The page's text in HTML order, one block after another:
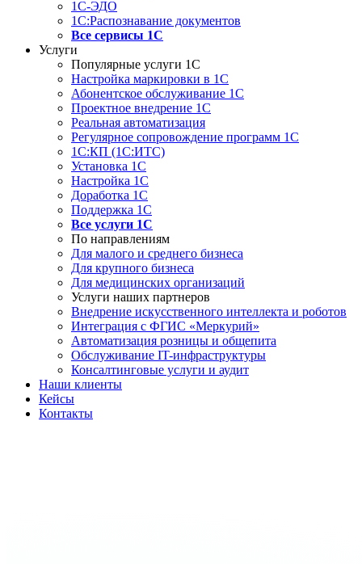
1С-ЭДО
1С:Распознавание документов
Все сервисы 1С
Услуги
Популярные услуги 1С
Настройка маркировки в 1С
Абонентское обслуживание 1С
Проектное внедрение 1С
Реальная автоматизация
Регулярное сопровождение программ 1С
1С:КП (1С:ИТС)
Установка 1С
Настройка 1С
Доработка 1С
Поддержка 1С
Все услуги 1С
По направлениям
Для малого и среднего бизнеса
Для крупного бизнеса
Для медицинских организаций
Услуги наших партнеров
Внедрение искусственного интеллекта и роботов
Интеграция с ФГИС «Меркурий»
Автоматизация розницы и общепита
Обслуживание IT-инфраструктуры
Консалтинговые услуги и аудит
Наши клиенты
Кейсы
Контакты